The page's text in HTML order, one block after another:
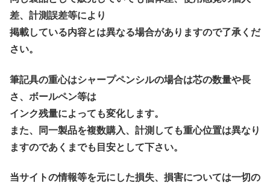
差、計測誤差等により
掲載している内容とは異なる場合がありますので了承くだ
さい。
筆記具の重心はシャープペンシルの場合は芯の数量や長
さ、ボールペン等は
インク残量によっても変化します。
また、同一製品を複数購入、計測しても重心位置は異なり
ますのであくまでも目安として下さい。
当サイトの情報等を元にした損失、損害については一切の